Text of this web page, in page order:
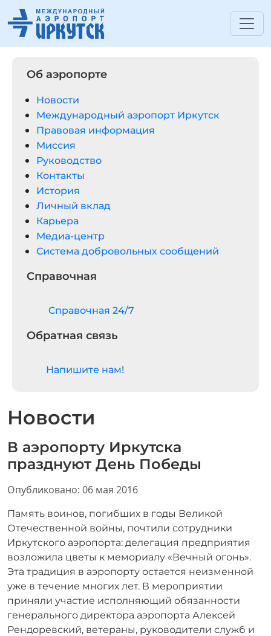
Новости
В аэропорту Иркутска
празднуют День Победы
Информация о материале
Опубликовано: 06 мая 2016
Память воинов, погибших в годы Великой
Отечественной войны, почтили сотрудники
Иркутского аэропорта: делегация предприятия
возложила цветы к мемориалу «Вечный огонь».
Эта традиция в аэропорту остается неизменной
уже в течение многих лет. В мероприятии
приняли участие исполняющий обязанности
генерального директора аэропорта Алексей
Рендоревский, ветераны, руководители служб и
Об аэропорте
Новости
Международный аэропорт Иркутск
Правовая информация
Миссия
Руководство
Контакты
История
Личный вклад
Карьера
Медиа-центр
Система добровольных сообщений
Справочная
Cправочная 24/7
Обратная связь
Напишите нам!